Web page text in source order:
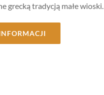
grecką tradycją małe wioski.